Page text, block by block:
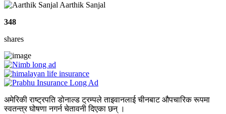
Aarthik Sanjal
348
shares
अमेरिकी राष्ट्रपति डोनाल्ड ट्रम्पले ताइवानलाई चीनबाट औपचारिक रूपमा
स्वतन्त्र घोषणा नगर्न चेतावनी दिएका छन् ।